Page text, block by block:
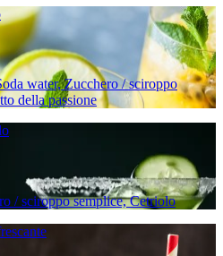
water, Zucchero / sciroppo
della passione
/ sciroppo semplice, Cetriolo